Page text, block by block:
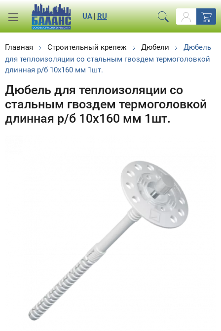
RU
|
UA
Главная Строительный крепеж Дюбели
Дюбель
для теплоизоляции со стальным гвоздем термоголовкой
длинная р/б 10x160 мм 1шт.
Дюбель для теплоизоляции со
стальным гвоздем термоголовкой
длинная р/б 10x160 мм 1шт.